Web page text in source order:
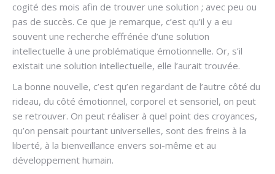
cogité des mois afin de trouver une solution ; avec peu ou
pas de succès. Ce que je remarque, c’est qu’il y a eu
souvent une recherche effrénée d’une solution
intellectuelle à une problématique émotionnelle. Or, s’il
existait une solution intellectuelle, elle l’aurait trouvée.
La bonne nouvelle, c’est qu’en regardant de l’autre côté du
rideau, du côté émotionnel, corporel et sensoriel, on peut
se retrouver. On peut réaliser à quel point des croyances,
qu’on pensait pourtant universelles, sont des freins à la
liberté, à la bienveillance envers soi-même et au
développement humain.